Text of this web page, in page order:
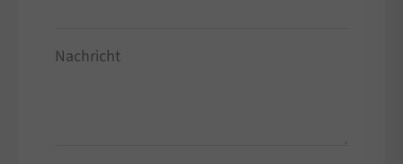
Nachricht